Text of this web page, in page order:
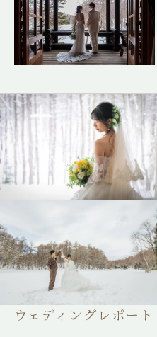
ウェディングレポート